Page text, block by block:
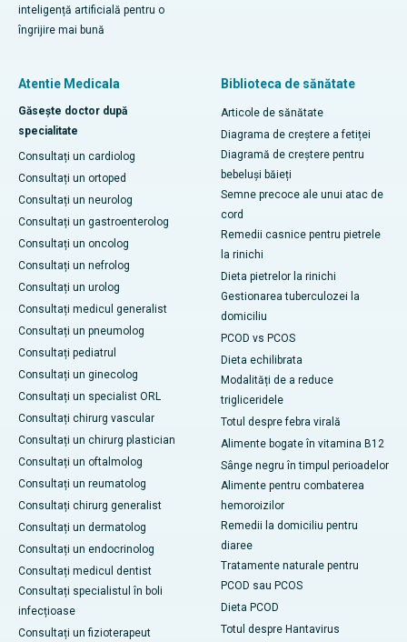
inteligență artificială pentru o
îngrijire mai bună
Atentie Medicala
Găsește doctor după
specialitate
Consultați un cardiolog
Consultați un ortoped
Consultați un neurolog
Consultați un gastroenterolog
Consultați un oncolog
Consultați un nefrolog
Consultați un urolog
Consultați medicul generalist
Consultați un pneumolog
Consultați pediatrul
Consultați un ginecolog
Consultați un specialist ORL
Consultați chirurg vascular
Consultați un chirurg plastician
Consultați un oftalmolog
Consultați un reumatolog
Consultați chirurg generalist
Consultați un dermatolog
Consultați un endocrinolog
Consultați medicul dentist
Consultați specialistul în boli
infecțioase
Consultați un fizioterapeut
Biblioteca de sănătate
Articole de sănătate
Diagrama de creștere a fetiței
Diagramă de creștere pentru
bebeluși băieți
Semne precoce ale unui atac de
cord
Remedii casnice pentru pietrele
la rinichi
Dieta pietrelor la rinichi
Gestionarea tuberculozei la
domiciliu
PCOD vs PCOS
Dieta echilibrata
Modalități de a reduce
trigliceridele
Totul despre febra virală
Alimente bogate în vitamina B12
Sânge negru în timpul perioadelor
Alimente pentru combaterea
hemoroizilor
Remedii la domiciliu pentru
diaree
Tratamente naturale pentru
PCOD sau PCOS
Dieta PCOD
Totul despre Hantavirus